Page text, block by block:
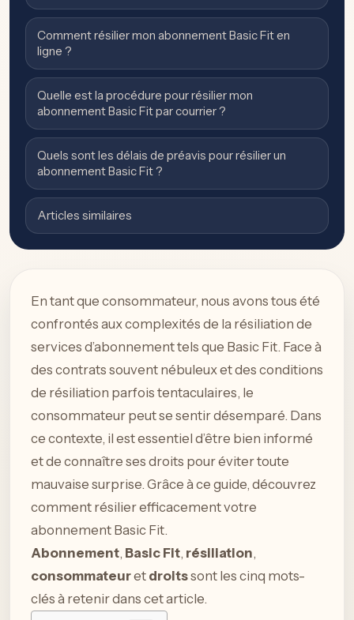
Comment résilier mon abonnement Basic Fit en
ligne ?
Quelle est la procédure pour résilier mon
abonnement Basic Fit par courrier ?
Quels sont les délais de préavis pour résilier un
abonnement Basic Fit ?
Articles similaires
En tant que consommateur, nous avons tous été
confrontés aux complexités de la résiliation de
services d’abonnement tels que Basic Fit. Face à
des contrats souvent nébuleux et des conditions
de résiliation parfois tentaculaires, le
consommateur peut se sentir désemparé. Dans
ce contexte, il est essentiel d’être bien informé
et de connaître ses droits pour éviter toute
mauvaise surprise. Grâce à ce guide, découvrez
comment résilier efficacement votre
abonnement Basic Fit.
Abonnement, Basic Fit, résiliation,
consommateuret droitssont les cinq mots-
clés à retenir dans cet article.